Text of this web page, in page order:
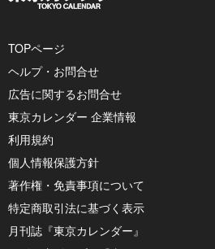
TOPページ
ヘルプ・お問合せ
広告に関するお問合せ
東京カレンダー 企業情報
利用規約
個人情報保護方針
著作権・免責事項について
特定商取引法に基づく表示
月刊誌『東京カレンダー』